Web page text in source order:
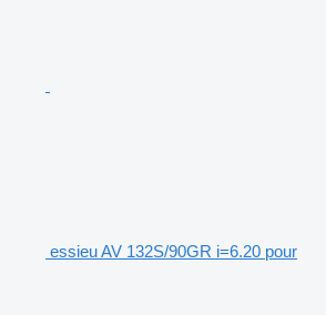
essieu AV 132S/90GR i=6.20 pour